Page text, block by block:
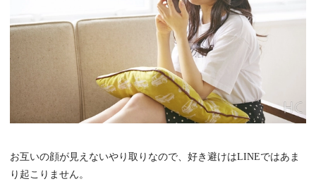
お互いの顔が見えないやり取りなので、好き避けはLINEではあま
り起こりません。